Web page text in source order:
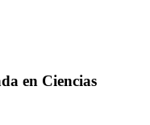
en Ciencias